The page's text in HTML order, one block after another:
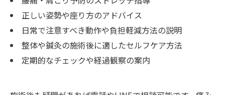
正しい姿勢や座り方のアドバイス
日常で注意すべき動作や負担軽減方法の説明
整体や鍼灸の施術後に適したセルフケア方法
定期的なチェックや経過観察の案内